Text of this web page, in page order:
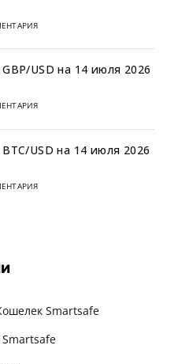
USD на 14 июля 2026
USD на 14 июля 2026
Smartsafe